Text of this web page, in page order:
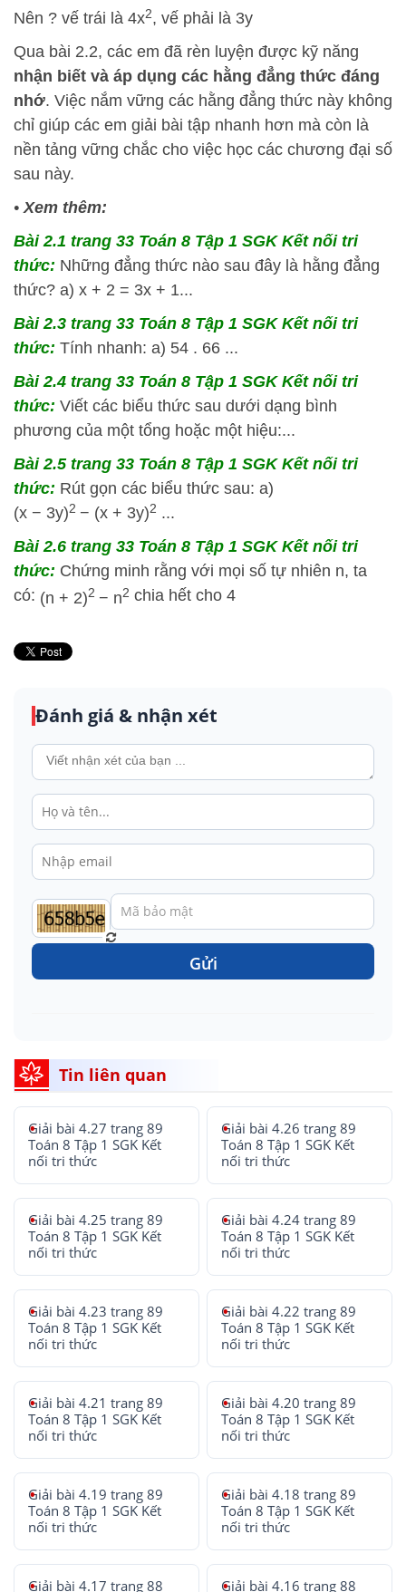
Nên ? vế trái là 4x2, vế phải là 3y
Qua bài 2.2, các em đã rèn luyện được kỹ năng
nhận biết và áp dụng các hằng đẳng thức đáng
nhớ. Việc nắm vững các hằng đẳng thức này không
chỉ giúp các em giải bài tập nhanh hơn mà còn là
nền tảng vững chắc cho việc học các chương đại số
sau này.
•Xem thêm:
Bài 2.1 trang 33 Toán 8 Tập 1 SGK Kết nối tri
thức: Những đẳng thức nào sau đây là hằng đẳng
thức? a) x + 2 = 3x + 1...
Bài 2.3 trang 33 Toán 8 Tập 1 SGK Kết nối tri
thức: Tính nhanh: a) 54 . 66 ...
Bài 2.4 trang 33 Toán 8 Tập 1 SGK Kết nối tri
thức: Viết các biểu thức sau dưới dạng bình
phương của một tổng hoặc một hiệu:...
Bài 2.5 trang 33 Toán 8 Tập 1 SGK Kết nối tri
thức: Rút gọn các biểu thức sau: a)
(x − 3y)2 − (x + 3y)2 ...
Bài 2.6 trang 33 Toán 8 Tập 1 SGK Kết nối tri
thức: Chứng minh rằng với mọi số tự nhiên n, ta
có: (n + 2)2 − n2 chia hết cho 4
Đánh giá & nhận xét
Gửi
Tin liên quan
Giải bài 4.27 trang 89
Toán 8 Tập 1 SGK Kết
nối tri thức
Giải bài 4.26 trang 89
Toán 8 Tập 1 SGK Kết
nối tri thức
Giải bài 4.25 trang 89
Toán 8 Tập 1 SGK Kết
nối tri thức
Giải bài 4.24 trang 89
Toán 8 Tập 1 SGK Kết
nối tri thức
Giải bài 4.23 trang 89
Toán 8 Tập 1 SGK Kết
nối tri thức
Giải bài 4.22 trang 89
Toán 8 Tập 1 SGK Kết
nối tri thức
Giải bài 4.21 trang 89
Toán 8 Tập 1 SGK Kết
nối tri thức
Giải bài 4.20 trang 89
Toán 8 Tập 1 SGK Kết
nối tri thức
Giải bài 4.19 trang 89
Toán 8 Tập 1 SGK Kết
nối tri thức
Giải bài 4.18 trang 89
Toán 8 Tập 1 SGK Kết
nối tri thức
Giải bài 4.17 trang 88 Giải bài 4.16 trang 88